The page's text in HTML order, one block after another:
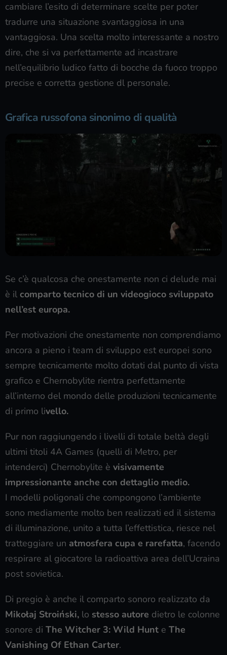
cambiare l’esito di determinare scelte per poter
tradurre una situazione svantaggiosa in una
vantaggiosa. Una scelta molto interessante a nostro
dire, che si va perfettamente ad incastrare
nell’equilibrio ludico fatto di bocche da fuoco troppo
precise e corretta gestione dl personale.
Grafica russofona sinonimo di qualità
Se c’è qualcosa che onestamente non ci delude mai
è il comparto tecnico di un videogioco sviluppato
nell’est europa.
Per motivazioni che onestamente non comprendiamo
ancora a pieno i team di sviluppo est europei sono
sempre tecnicamente molto dotati dal punto di vista
grafico e Chernobylite rientra perfettamente
all’interno del mondo delle produzioni tecnicamente
di primo livello.
Pur non raggiungendo i livelli di totale beltà degli
ultimi titoli 4A Games (quelli di Metro, per
intenderci) Chernobylite è visivamente
impressionante anche con dettaglio medio.
I modelli poligonali che compongono l’ambiente
sono mediamente molto ben realizzati ed il sistema
di illuminazione, unito a tutta l’effettistica, riesce nel
tratteggiare un atmosfera cupa e rarefatta, facendo
respirare al giocatore la radioattiva area dell’Ucraina
post sovietica.
Di pregio è anche il comparto sonoro realizzato da
Mikołaj Stroiński, lo stesso autore dietro le colonne
sonore di The Witcher 3: Wild Hunt e The
Vanishing Of Ethan Carter.